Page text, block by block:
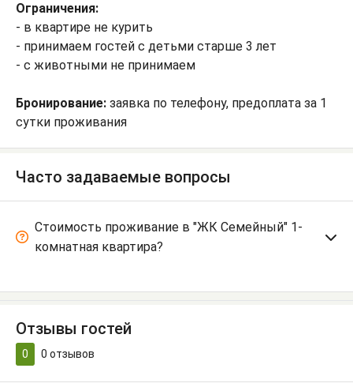
Ограничения:
- в квартире не курить
- принимаем гостей с детьми старше 3 лет
- с животными не принимаем
Бронирование: заявка по телефону, предоплата за 1
сутки проживания
Часто задаваемые вопросы
Стоимость проживание в "ЖК Семейный" 1-
комнатная квартира?
Отзывы гостей
0 0 отзывов